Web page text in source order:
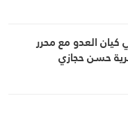
العدو مع محرر
حسن حجازي